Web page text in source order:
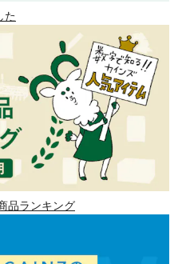
た
品ランキング